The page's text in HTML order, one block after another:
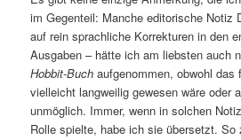
im Gegenteil: Manche editorische Notiz
auf rein sprachliche Korrekturen in den
Ausgaben – hätte ich am liebsten auch
Hobbit-Buch aufgenommen, obwohl das
vielleicht langweilig gewesen wäre oder
unmöglich. Immer, wenn in solchen
Rolle spielte, habe ich sie übersetzt. So